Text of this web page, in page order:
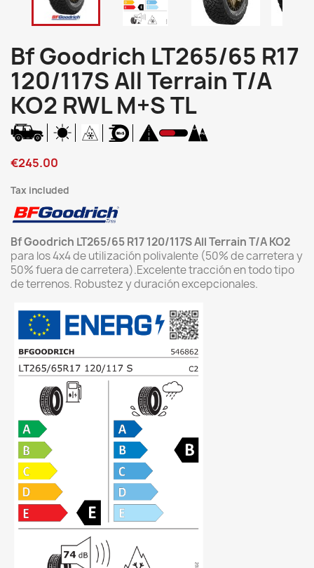
Bf Goodrich LT265/65 R17
120/117S All Terrain T/A
KO2 RWL M+S TL
€245.00
Tax included
Bf Goodrich LT265/65 R17 120/117S All Terrain T/A KO2
para los 4x4 de utilización polivalente (50% de carretera y
50% fuera de carretera).Excelente tracción en todo tipo
de terrenos. Robustez y duración excepcionales.